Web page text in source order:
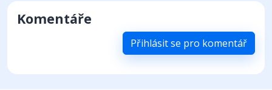
Komentáře
Přihlásit se pro komentář